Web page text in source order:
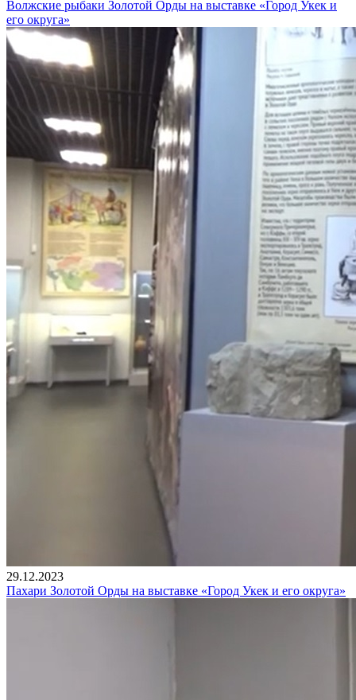
Волжские рыбаки Золотой Орды на выставке «Город Укек и
его округа»
29.12.2023
Пахари Золотой Орды на выставке «Город Укек и его округа»